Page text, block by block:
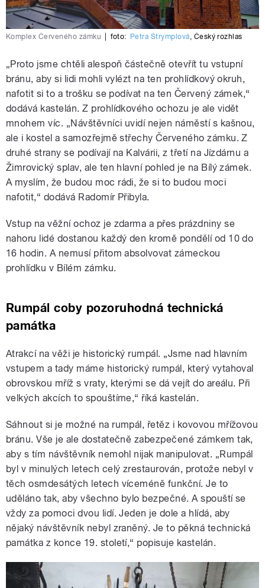
Komplex Červeného zámku foto: Petra Štrymplová, Český rozhlas
„Proto jsme chtěli alespoň částečně otevřít tu vstupní
bránu, aby si lidi mohli vylézt na ten prohlídkový okruh,
nafotit si to a trošku se podívat na ten Červený zámek,“
dodává kastelán. Z prohlídkového ochozu je ale vidět
mnohem víc. „Návštěvníci uvidí nejen náměstí s kašnou,
ale i kostel a samozřejmě střechy Červeného zámku. Z
druhé strany se podívají na Kalvárii, z třetí na Jízdárnu a
Žimrovický splav, ale ten hlavní pohled je na Bílý zámek.
A myslím, že budou moc rádi, že si to budou moci
nafotit,“ dodává Radomír Přibyla.
Vstup na věžní ochoz je zdarma a přes prázdniny se
nahoru lidé dostanou každý den kromě pondělí od 10 do
16 hodin. A nemusí přitom absolvovat zámeckou
prohlídku v Bílém zámku.
Rumpál coby pozoruhodná technická
památka
Atrakcí na věži je historický rumpál. „Jsme nad hlavním
vstupem a tady máme historický rumpál, který vytahoval
obrovskou mříž s vraty, kterými se dá vejít do areálu. Při
velkých akcích to spouštíme,“ říká kastelán.
Sáhnout si je možné na rumpál, řetěz i kovovou mřížovou
bránu. Vše je ale dostatečně zabezpečené zámkem tak,
aby s tím návštěvník nemohl nijak manipulovat. „Rumpál
byl v minulých letech celý zrestaurován, protože nebyl v
těch osmdesátých letech víceméně funkční. Je to
uděláno tak, aby všechno bylo bezpečné. A spouští se
vždy za pomoci dvou lidí. Jeden je dole a hlídá, aby
nějaký návštěvník nebyl zraněný. Je to pěkná technická
památka z konce 19. století,“ popisuje kastelán.